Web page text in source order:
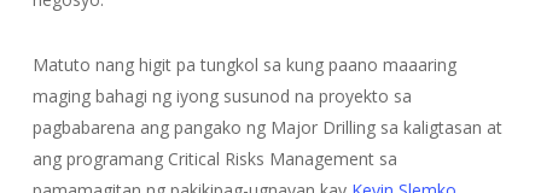
Matuto nang higit pa tungkol sa kung paano maaaring
maging bahagi ng iyong susunod na proyekto sa
pagbabarena ang pangako ng Major Drilling sa kaligtasan at
ang programang Critical Risks Management sa